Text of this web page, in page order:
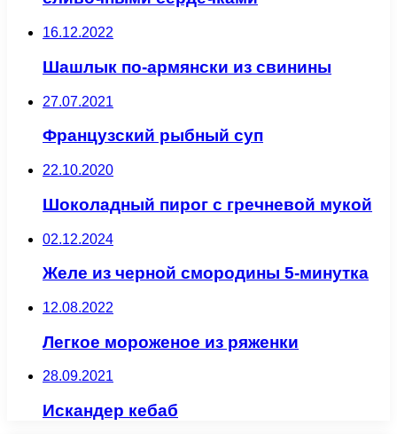
16.12.2022
Шашлык по-армянски из свинины
27.07.2021
Французский рыбный суп
22.10.2020
Шоколадный пирог с гречневой мукой
02.12.2024
Желе из черной смородины 5-минутка
12.08.2022
Легкое мороженое из ряженки
28.09.2021
Искандер кебаб